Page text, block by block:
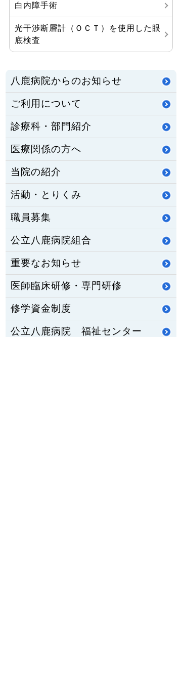
白内障手術
光干渉断層計（ＯＣＴ）を使用した眼
底検査
八鹿病院からのお知らせ
ご利用について
診療科・部門紹介
医療関係の方へ
当院の紹介
活動・とりくみ
職員募集
公立八鹿病院組合
重要なお知らせ
医師臨床研修・専門研修
修学資金制度
公立八鹿病院 福祉センター